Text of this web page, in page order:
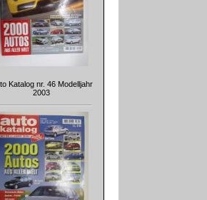
Katalog nr. 46 Modelljahr
2003